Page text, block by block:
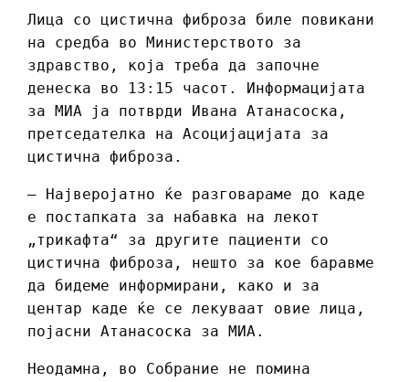
Лица со цистична фиброза биле повикани
на средба во Министерството за
здравство, која треба да започне
денеска во 13:15 часот. Информацијата
за МИА ја потврди Ивана Атанасоска,
претседателка на Асоцијацијата за
цистична фиброза.
– Најверојатно ќе разговараме до каде
е постапката за набавка на лекот
„трикафта“ за другите пациенти со
цистична фиброза, нешто за кое баравме
да бидеме информирани, како и за
центар каде ќе се лекуваат овие лица,
појасни Атанасоска за МИА.
Неодамна, во Собрание не помина